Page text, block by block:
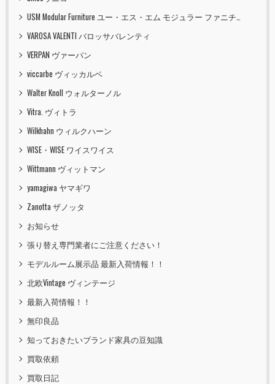
USM Modular Furniture ユー・エス・エム モジュラー ファニチャー
VAROSA VALENTI バロッサバレンティ
VERPAN ヴァーパン
viccarbe ヴィッカルベ
Walter Knoll ウォルターノル
Vitra. ヴィトラ
Wilkhahn ウィルクハーン
WISE・WISE ワイスワイス
Wittmann ヴィットマン
yamagiwa ヤマギワ
Zanotta ザノッタ
お知らせ
張り替え専門業者にご注意ください！
モデルルーム展示品 最新入荷情報！！
北欧Vintage ヴィンテージ
最新入荷情報！！
無印良品
知っておきたいブランド家具の豆知識
買取依頼
買取日記